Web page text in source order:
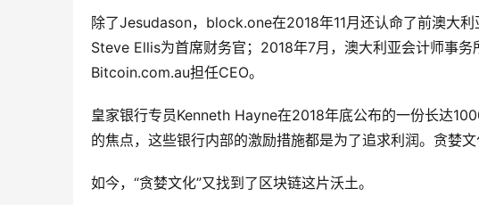
除了Jesudason，block.one在2018年11月还认命了前澳大
Steve Ellis为首席财务官；2018年7月，澳大利亚会计师事
Bitcoin.com.au担任CEO。
皇家银行专员Kenneth Hayne在2018年底公布的一份长达
的焦点，这些银行内部的激励措施都是为了追求利润。贪婪
如今，“贪婪文化”又找到了区块链这片沃土。